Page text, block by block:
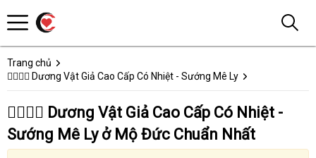
Trang chủ
👩‍❤️‍💋‍👨 Dương Vật Giả Cao Cấp Có Nhiệt - Sướng Mê Ly
👩‍❤️‍💋‍👨 Dương Vật Giả Cao Cấp Có Nhiệt -
Sướng Mê Ly ở Mộ Đức Chuẩn Nhất